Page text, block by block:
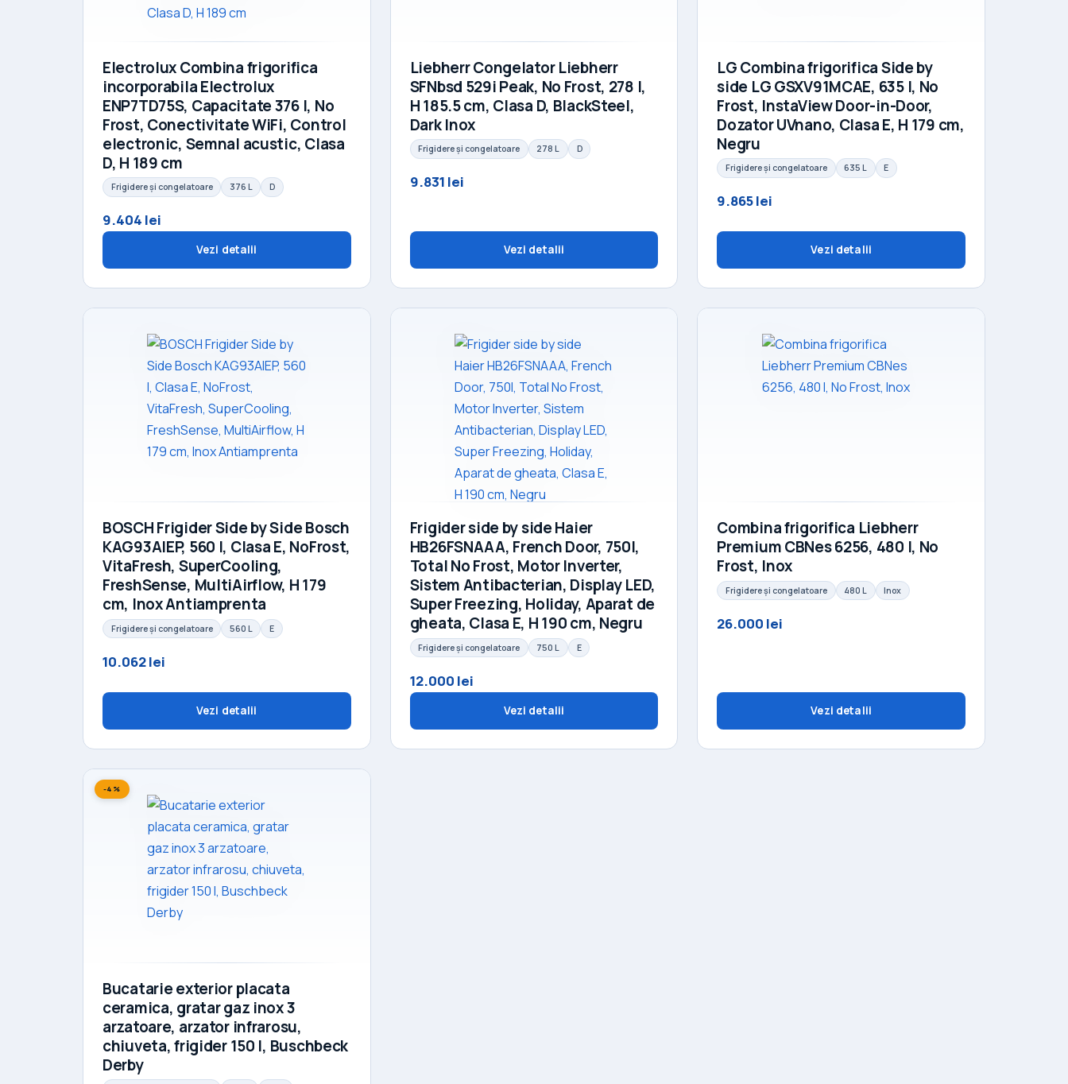
Electrolux Combina frigorifica
incorporabila Electrolux
ENP7TD75S, Capacitate 376 l, No
Frost, Conectivitate WiFi, Control
electronic, Semnal acustic, Clasa
D, H 189 cm
Frigidere și congelatoare 376 L D
9.404 lei
Vezi detalii
Liebherr Congelator Liebherr
SFNbsd 529i Peak, No Frost, 278 l,
H 185.5 cm, Clasa D, BlackSteel,
Dark Inox
Frigidere și congelatoare 278 L D
9.831 lei
Vezi detalii
LG Combina frigorifica Side by
side LG GSXV91MCAE, 635 l, No
Frost, InstaView Door-in-Door,
Dozator UVnano, Clasa E, H 179 cm,
Negru
Frigidere și congelatoare 635 L E
9.865 lei
Vezi detalii
BOSCH Frigider Side by Side Bosch
KAG93AIEP, 560 l, Clasa E, NoFrost,
VitaFresh, SuperCooling,
FreshSense, MultiAirflow, H 179
cm, Inox Antiamprenta
Frigidere și congelatoare 560 L E
10.062 lei
Vezi detalii
Frigider side by side Haier
HB26FSNAAA, French Door, 750l,
Total No Frost, Motor Inverter,
Sistem Antibacterian, Display LED,
Super Freezing, Holiday, Aparat de
gheata, Clasa E, H 190 cm, Negru
Frigidere și congelatoare 750 L E
12.000 lei
Vezi detalii
Combina frigorifica Liebherr
Premium CBNes 6256, 480 l, No
Frost, Inox
Frigidere și congelatoare 480 L Inox
26.000 lei
Vezi detalii
-4%
Bucatarie exterior placata
ceramica, gratar gaz inox 3
arzatoare, arzator infrarosu,
chiuveta, frigider 150 l, Buschbeck
Derby